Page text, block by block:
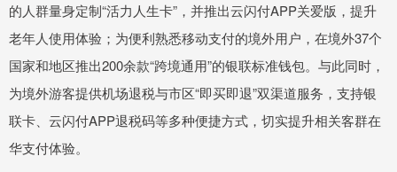
的人群量身定制“活力人生卡”，并推出云闪付APP关爱版，提升
老年人使用体验；为便利熟悉移动支付的境外用户，在境外37个
国家和地区推出200余款“跨境通用”的银联标准钱包。与此同时，
为境外游客提供机场退税与市区“即买即退”双渠道服务，支持银
联卡、云闪付APP退税码等多种便捷方式，切实提升相关客群在
华支付体验。